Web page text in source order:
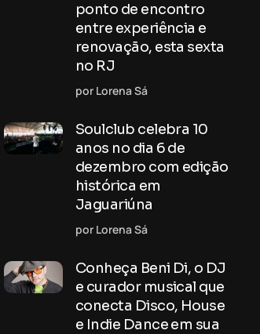
ponto de encontro
entre experiência e
renovação, esta sexta
no RJ
por Lorena Sá
Soulclub celebra 10
anos no dia 6 de
dezembro com edição
histórica em
Jaguariúna
por Lorena Sá
Conheça Beni Di, o DJ
e curador musical que
conecta Disco, House
e Indie Dance em sua